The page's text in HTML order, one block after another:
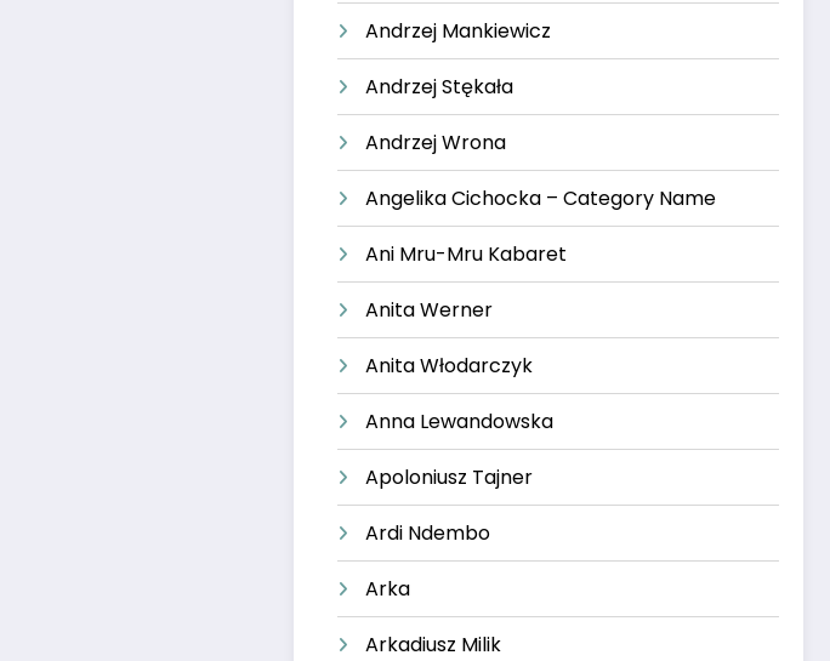
Andrzej Mankiewicz
Andrzej Stękała
Andrzej Wrona
Angelika Cichocka – Category Name
Ani Mru-Mru Kabaret
Anita Werner
Anita Włodarczyk
Anna Lewandowska
Apoloniusz Tajner
Ardi Ndembo
Arka
Arkadiusz Milik